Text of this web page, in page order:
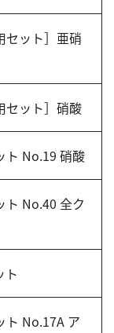
セット］亜硝
セット］硝酸
ト No.19 硝酸
ト No.40 全ク
ト
ト No.17A ア